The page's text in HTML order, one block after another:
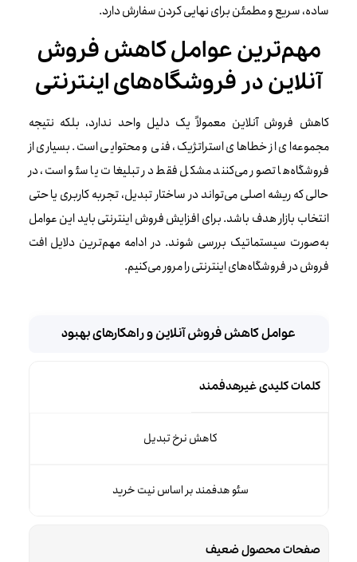
ساده، سریع و مطمئن برای نهایی کردن سفارش دارد.
مهم‌ترین عوامل کاهش فروش
آنلاین در فروشگاه‌های اینترنتی
کاهش فروش آنلاین معمولاً یک دلیل واحد ندارد، بلکه نتیجه
مجموعه‌ای از خطاهای استراتژیک، فنی و محتوایی است. بسیاری از
فروشگاه‌ها تصور می‌کنند مشکل فقط در تبلیغات یا سئو است، در
حالی که ریشه اصلی می‌تواند در ساختار تبدیل، تجربه کاربری یا حتی
انتخاب بازار هدف باشد. برای افزایش فروش اینترنتی باید این عوامل
به‌صورت سیستماتیک بررسی شوند. در ادامه مهم‌ترین دلایل افت
فروش در فروشگاه‌های اینترنتی را مرور می‌کنیم.
عوامل کاهش فروش آنلاین و راهکارهای بهبود
کلمات کلیدی غیرهدفمند
کاهش نرخ تبدیل
سئو هدفمند بر اساس نیت خرید
صفحات محصول ضعیف